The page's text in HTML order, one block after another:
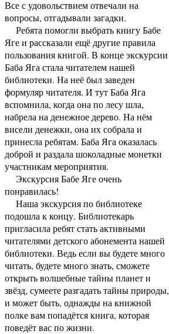
Все с удовольствием отвечали на
вопросы, отгадывали загадки.
Ребята помогли выбрать книгу Бабе
Яге и рассказали ещё другие правила
пользования книгой. В конце экскурсии
Баба Яга стала читателем нашей
библиотеки. На неё был заведен
формуляр читателя. И тут Баба Яга
вспомнила, когда она по лесу шла,
набрела на денежное дерево. На нём
висели денежки, она их собрала и
принесла ребятам. Баба Яга оказалась
доброй и раздала шоколадные монетки
участникам мероприятия.
Экскурсия Бабе Яге очень
понравилась!
Наша экскурсия по библиотеке
подошла к концу. Библиотекарь
пригласила ребят стать активными
читателями детского абонемента нашей
библиотеки. Ведь если вы будете много
читать, будете много знать, сможете
открыть волшебные тайны планет и
звёзд, сумеете разгадать тайны природы,
и может быть, однажды на книжной
полке вам попадётся книга, которая
поведёт вас по жизни.